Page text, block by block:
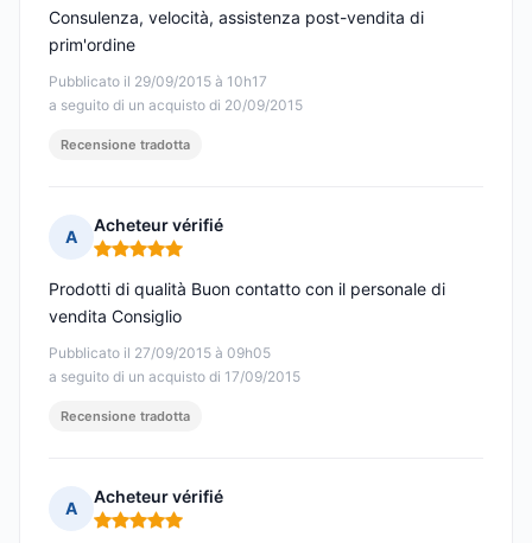
Pubblicato il 29/09/2015 à 10h17
a seguito di un acquisto di 20/09/2015
Consulenza, velocità, assistenza post-vendita di
prim'ordine
Recensione tradotta
A
Acheteur vérifié
Nota: 5 su 5
Pubblicato il 27/09/2015 à 09h05
a seguito di un acquisto di 17/09/2015
Prodotti di qualità Buon contatto con il personale di
vendita Consiglio
Recensione tradotta
A
Acheteur vérifié
Nota: 5 su 5